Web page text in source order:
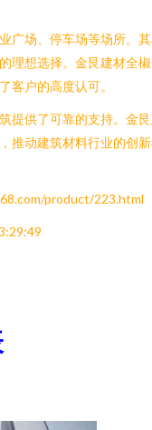
广场、停车场等场所。
理想选择。金艮建材全
客户的高度认可。
提供了可靠的支持。金
推动建筑材料行业的创
product/223.html